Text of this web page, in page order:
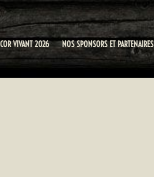
VIVANT 2026
NOS SPONSORS ET PARTENAIRES